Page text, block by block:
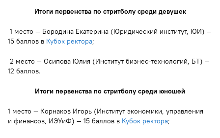
Итоги первенства по стритболу среди девушек
1 место — Бородина Екатерина (Юридический институт, ЮИ) —
15 баллов в Кубок ректора;
2 место — Осипова Юлия (Институт бизнес-технологий, БТ) —
12 баллов.
Итоги первенства по стритболу среди юношей
1 место — Корнаков Игорь (Институт экономики, управления
и финансов, ИЭУиФ) — 15 баллов в Кубок ректора;